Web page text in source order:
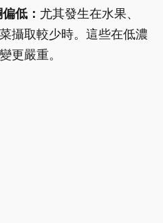
低： 尤其發生在水果、
攝取較少時。這些在低濃
更嚴重。